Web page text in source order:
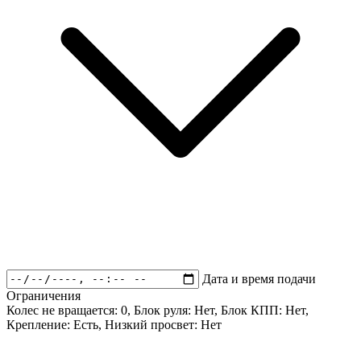
Дата и время подачи
Ограничения
Колес не вращается: 0, Блок руля: Нет, Блок КПП: Нет,
Крепление: Есть, Низкий просвет: Нет